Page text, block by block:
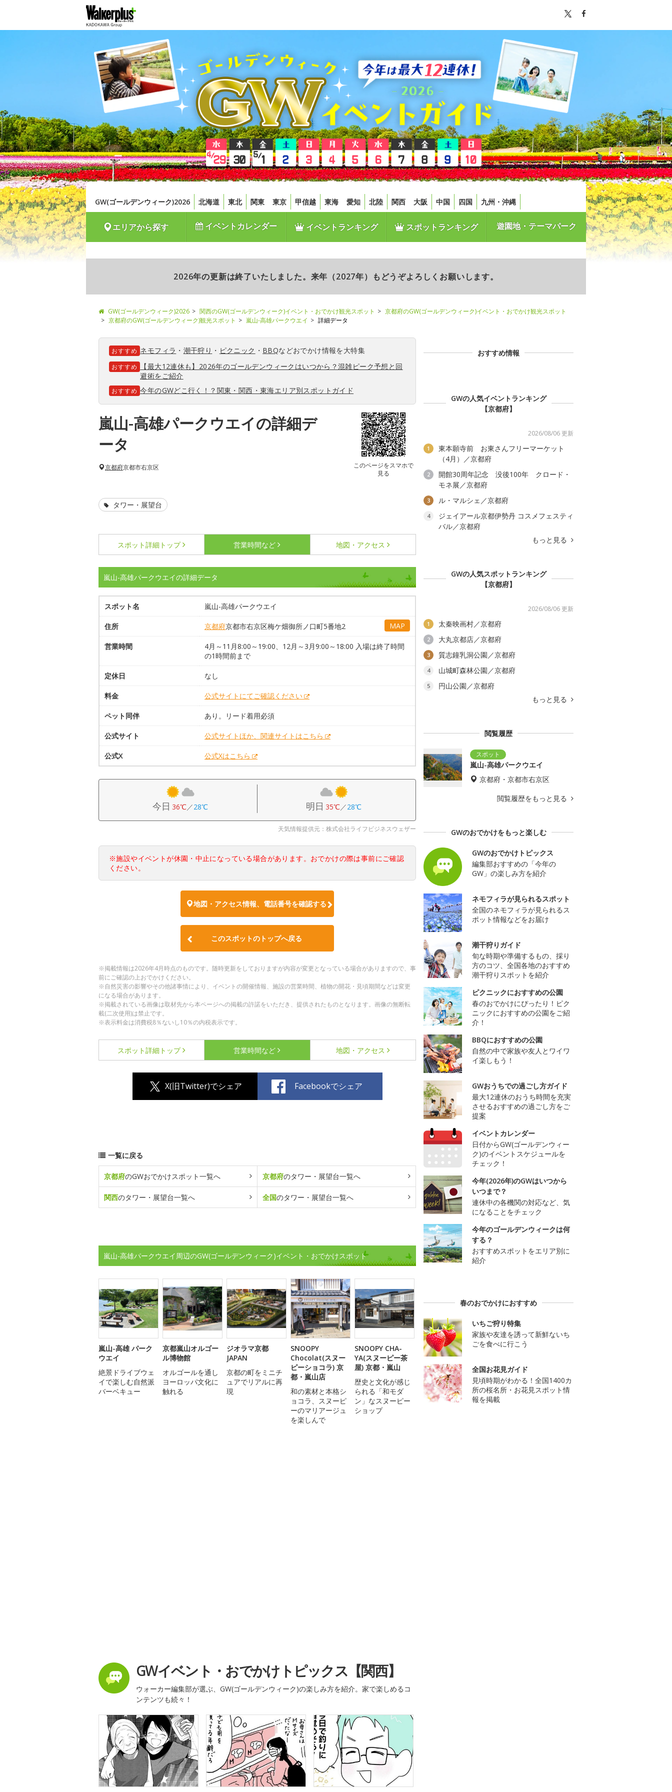
GW(ゴールデンウィーク)2026 北海道 東北 関東 東京 甲信越 東海 愛知 北陸 関西 大阪 中国 四国 九州・沖縄
エリアから探す イベントカレンダー イベントランキング スポットランキング 遊園地・テーマパーク
2026年の更新は終了いたしました。来年（2027年）もどうぞよろしくお願いします。
GW(ゴールデンウィーク)2026 関西のGW(ゴールデンウィーク)イベント・おでかけ観光スポット
京都府のGW(ゴールデンウィーク)イベント・おでかけ観光スポット
京都府のGW(ゴールデンウィーク)観光スポット
嵐山-高雄パークウエイ 詳細データ
おすすめ ネモフィラ ・ 潮干狩り ・ ピクニック ・ BBQなどおでかけ情報を大特集
おすすめ
【最大12連休も】2026年のゴールデンウィークはいつから？混雑ピーク予想と回
避術をご紹介
おすすめ 今年のGWどこ行く！？関東・関西・東海エリア別スポットガイド
嵐山-高雄パークウエイの詳細デ
ータ
このページをスマホで
見る
京都府京都市右京区
タワー・展望台
スポット詳細 トップ 営業時間など 地図・アクセス
嵐山-高雄パークウエイの詳細データ
スポット名 嵐山-高雄パークウエイ
住所 京都府京都市右京区梅ケ畑御所ノ口町5番地2 MAP
営業時間
4月～11月8:00～19:00、12月～3月9:00～18:00 入場は終了時間
の1時間前まで
定休日 なし
料金 公式サイトにてご確認ください
ペット同伴 あり。リード着用必須
公式サイト 公式サイトほか、関連サイトはこちら
公式X 公式Xはこちら
今日 36℃／28℃ 明日 35℃／28℃
天気情報提供元：株式会社ライフビジネスウェザー
※施設やイベントが休園・中止になっている場合があります。おでかけの際は事前にご確認
ください。
地図・アクセス情報、電話番号を確認する
このスポットのトップへ戻る
※掲載情報は2026年4月時点のものです。随時更新をしておりますが内容が変更となっている場合がありますので、事
前にご確認の上おでかけください。
※自然災害の影響やその他諸事情により、イベントの開催情報、施設の営業時間、植物の開花・見頃期間などは変更
になる場合があります。
※掲載されている画像は取材先から本ページへの掲載の許諾をいただき、提供されたものとなります。画像の無断転
載(二次使用)は禁止です。
※表示料金は消費税8％ないし10％の内税表示です。
スポット詳細 トップ 営業時間など 地図・アクセス
X(旧Twitter)でシェア Facebookでシェア
一覧に戻る
京都府のGWおでかけスポット一覧へ 京都府のタワー・展望台一覧へ
関西のタワー・展望台一覧へ 全国のタワー・展望台一覧へ
嵐山-高雄パークウエイ周辺のGW(ゴールデンウィーク)イベント・おでかけスポット
嵐山-高雄 パーク
ウエイ
絶景ドライブウェ
イで楽しむ自然派
バーベキュー
京都嵐山オルゴー
ル博物館
オルゴールを通し
ヨーロッパ文化に
触れる
ジオラマ京都
JAPAN
京都の町をミニチ
ュアでリアルに再
現
SNOOPY
Chocolat(スヌー
ピーショコラ) 京
都・嵐山店
和の素材と本格シ
ョコラ、スヌーピ
ーのマリアージュ
を楽しんで
SNOOPY CHA-
YA(スヌーピー茶
屋) 京都・嵐山
歴史と文化が感じ
られる「和モダ
ン」なスヌーピー
ショップ
GWイベント・おでかけトピックス【関西】
ウォーカー編集部が選ぶ、GW(ゴールデンウィーク)の楽しみ方を紹介。家で楽しめるコ
ンテンツも続々！
おすすめ情報
GWの人気イベントランキング
【京都府】
2026/08/06 更新
1
東本願寺前 お東さんフリーマーケット
（4月）／京都府
2
開館30周年記念 没後100年 クロード・
モネ展／京都府
3 ル・マルシェ／京都府
4
ジェイアール京都伊勢丹 コスメフェスティ
バル／京都府
もっと見る
GWの人気スポットランキング
【京都府】
2026/08/06 更新
1 太秦映画村／京都府
2 大丸京都店／京都府
3 質志鐘乳洞公園／京都府
4 山城町森林公園／京都府
5
円山公園／京都府
もっと見る
閲覧履歴
嵐山-高雄パークウエイ
京都府・京都市右京区
閲覧履歴をもっと見る
GWのおでかけをもっと楽しむ
GWのおでかけトピックス
編集部おすすめの「今年の
GW」の楽しみ方を紹介
ネモフィラが見られるスポット
全国のネモフィラが見られるス
ポット情報などをお届け
潮干狩りガイド
旬な時期や準備するもの、採り
方のコツ、全国各地のおすすめ
潮干狩りスポットを紹介
ピクニックにおすすめの公園
春のおでかけにぴったり！ピク
ニックにおすすめの公園をご紹
介！
BBQにおすすめの公園
自然の中で家族や友人とワイワ
イ楽しもう！
GWおうちでの過ごし方ガイド
最大12連休のおうち時間を充実
させるおすすめの過ごし方をご
提案
イベントカレンダー
日付からGW(ゴールデンウィー
ク)のイベントスケジュールを
チェック！
今年(2026年)のGWはいつから
いつまで？
連休中の各機関の対応など、気
になることをチェック
今年のゴールデンウィークは何
する？
おすすめスポットをエリア別に
紹介
春のおでかけにおすすめ
いちご狩り特集
家族や友達を誘って新鮮ないち
ごを食べに行こう
全国お花見ガイド
見頃時期がわかる！全国1400カ
所の桜名所・お花見スポット情
報を掲載